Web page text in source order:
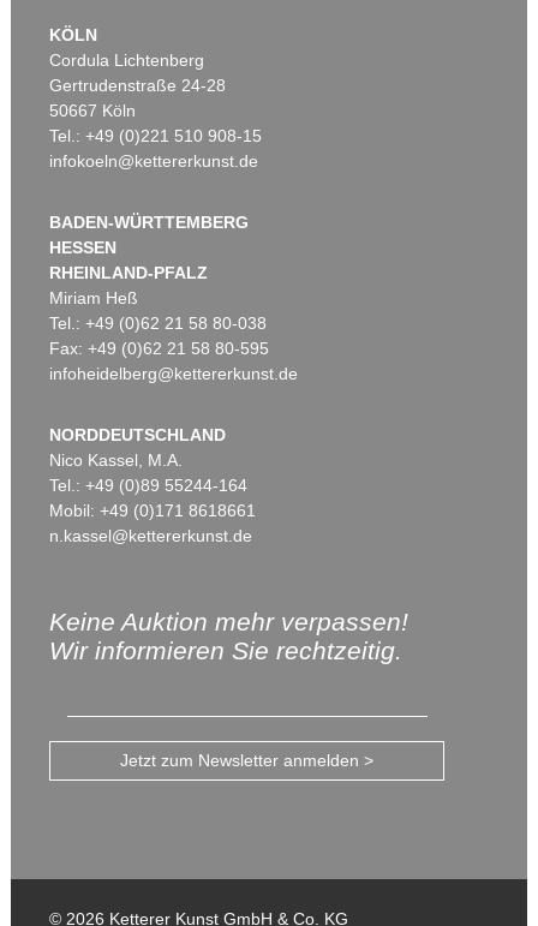
KÖLN
Cordula Lichtenberg
Gertrudenstraße 24-28
50667 Köln
Tel.: +49 (0)221 510 908-15
infokoeln@kettererkunst.de
BADEN-WÜRTTEMBERG
HESSEN
RHEINLAND-PFALZ
Miriam Heß
Tel.: +49 (0)62 21 58 80-038
Fax: +49 (0)62 21 58 80-595
infoheidelberg@kettererkunst.de
NORDDEUTSCHLAND
Nico Kassel, M.A.
Tel.: +49 (0)89 55244-164
Mobil: +49 (0)171 8618661
n.kassel@kettererkunst.de
Keine Auktion mehr verpassen!
Wir informieren Sie rechtzeitig.
Jetzt zum Newsletter anmelden >
© 2026 Ketterer Kunst GmbH & Co. KG